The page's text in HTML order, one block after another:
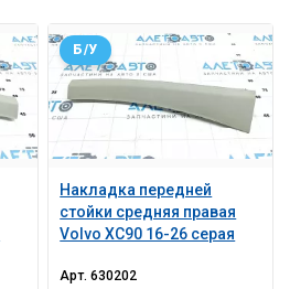
Накладка передней
стойки средняя правая
Volvo XC90 16-26 серая
Б/У
Арт.630202